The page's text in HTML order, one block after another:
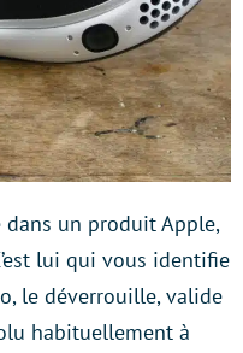
un produit Apple,
lui qui vous identifie
le déverrouille, valide
habituellement à